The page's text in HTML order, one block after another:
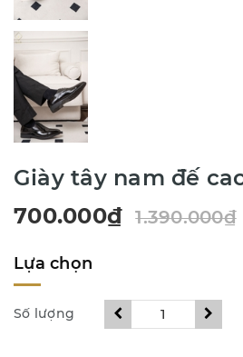
Giày tây nam đế
700.000₫ 1.390.000₫
Lựa chọn
Số lượng